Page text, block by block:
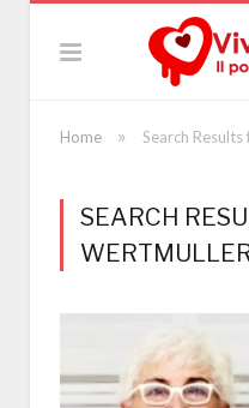
Home » Search
SEARCH